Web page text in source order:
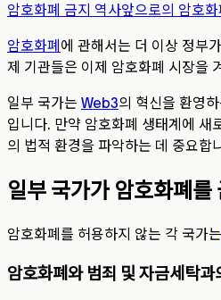
암호화폐 금지 역사앞으로의 암호
암호화폐 에 관해서는 더 이상 정부
제 기관들은 이제 암호화폐 시장을
일부 국가는 Web3의 혁신을 환영
입니다. 만약 암호화폐 생태계에 새
의 법적 환경을 파악하는 데 중요합
일부 국가가 암호화폐
암호화폐를 허용하지 않는 각 국가는
암호화폐와 범죄 및 자금세탁과